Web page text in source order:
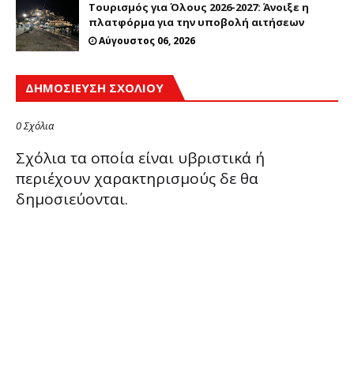
Τουρισμός για Όλους 2026-2027: Άνοιξε η
πλατφόρμα για την υποβολή αιτήσεων
Αύγουστος 06, 2026
ΔΗΜΟΣΊΕΥΣΗ ΣΧΟΛΊΟΥ
0 Σχόλια
Σχόλια τα οποία είναι υβριστικά ή
περιέχουν χαρακτηρισμούς δε θα
δημοσιεύονται.